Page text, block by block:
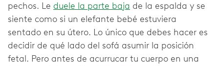
pechos. Le duele la parte baja de la espalda y se
siente como si un elefante bebé estuviera
sentado en su útero. Lo único que debes hacer es
decidir de qué lado del sofá asumir la posición
fetal. Pero antes de acurrucar tu cuerpo en una